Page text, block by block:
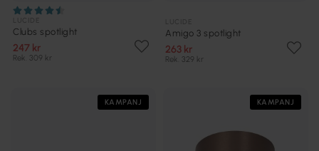
Clubs spotlight
247 kr
Rek. 309 kr
Amigo 3 spotlight
263 kr
Rek. 329 kr
KAMPANJ KAMPANJ